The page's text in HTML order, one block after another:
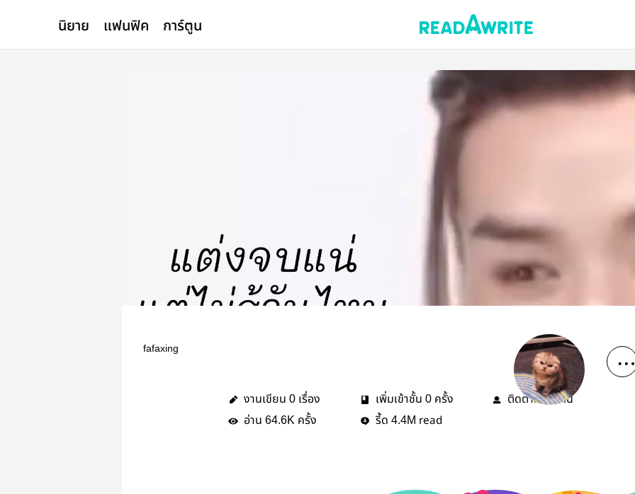
นิยาย แฟนฟิค การ์ตูน
fafaxing
งานเขียน 0 เรื่อง เพิ่มเข้าชั้น 0 ครั้ง ติดตาม36คน
อ่าน 64.6K ครั้ง รี้ด 4.4M read